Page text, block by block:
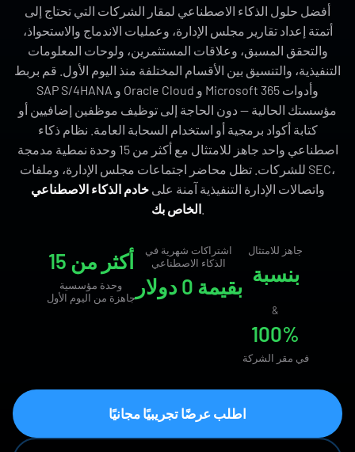
أفضل حلول الذكاء الاصطناعي لمقار الشركات التي تحتاج إلى
أتمتة إعداد تقارير مجلس الإدارة، وعمليات الاندماج والاستحواذ،
والتحقق المسبق، وعلاقات المستثمرين، ولوحات المعلومات
التنفيذية، والتنسيق بين الأقسام المختلفة منذ اليوم الأول. قم بربط
SAP S/4HANA و Oracle Cloud و Microsoft 365 وأدوات
مؤسستك الحالية — دون الحاجة إلى توظيف موظفين إضافيين أو
كتابة أكواد برمجية أو استخدام السحابة العامة. نظام ذكاء
اصطناعي واحد جاهز للامتثال مع أكثر من 15 وحدة نمطية مدمجة
للشركات. تظل محاضر اجتماعات مجلس الإدارة، وملفات SEC،
واتصالات الإدارة التنفيذية آمنة علىخادم الذكاء الاصطناعي
الخاص بك.
أكثر من 15
وحدة مؤسسية
جاهزة من اليوم الأول
اشتراكات شهرية في
الذكاء الاصطناعي
بقيمة 0 دولار
جاهز للامتثال
بنسبة
&
100%
في مقر الشركة
اطلب عرضًا تجريبيًا مجانيًا